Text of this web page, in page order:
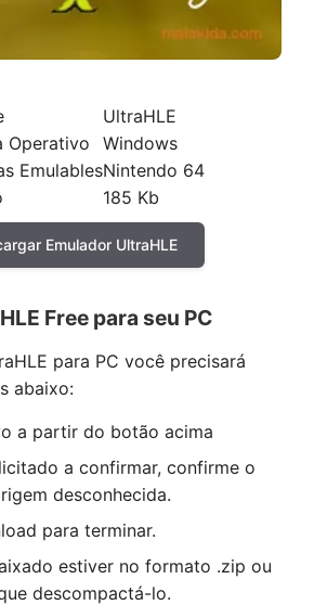
UltraHLE
Operativo
Windows
EmulablesNintendo 64
185 Kb
Emulador UltraHLE
Free para seu PC
para PC você precisará
abaixo:
a partir do botão acima
a confirmar, confirme o
desconhecida.
para terminar.
estiver no formato .zip ou
descompactá-lo.